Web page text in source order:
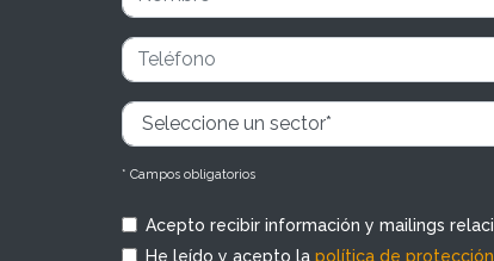
* Campos obligatorios
Acepto recibir información y mailings
He leído y acepto la política de